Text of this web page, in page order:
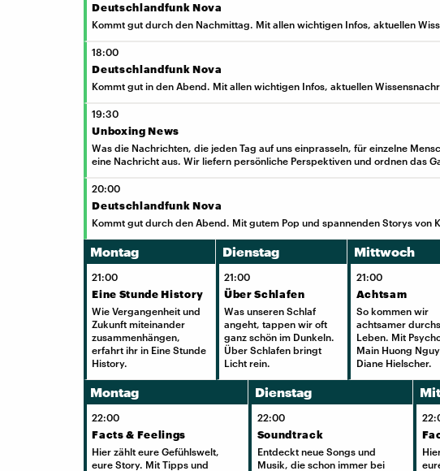
Deutschlandfunk Nova
Kommt gut durch den Nachmittag. Mit allen wichtigen Infos, aktuellen
18:00
Deutschlandfunk Nova
Kommt gut in den Abend. Mit allen wichtigen Infos, aktuellen
19:30
Unboxing News
Was die Nachrichten, die jeden Tag auf uns einprasseln, für einzelne
eine Nachricht aus. Wir liefern persönliche Perspektiven und ordnen das
20:00
Deutschlandfunk Nova
Kommt gut durch den Abend. Mit gutem Pop und spannenden Storys von
Montag
21:00
Eine Stunde History
Wie Vergangenheit und
Zukunft miteinander
zusammenhängen,
erfahrt ihr in Eine Stunde
History.
Dienstag
21:00
Über Schlafen
Was unseren Schlaf
angeht, tappen wir oft
ganz schön im Dunkeln.
Über Schlafen bringt
Licht rein.
Mittwoch
21:00
Achtsam
So kommen wir
achtsamer durchs
Leben. Mit
Main Huong
Diane Hielscher.
Montag
22:00
Facts & Feelings
Hier zählt eure Gefühlswelt,
eure Story. Mit Tipps und
Dienstag
22:00
Soundtrack
Entdeckt neue Songs und
Musik, die schon immer bei